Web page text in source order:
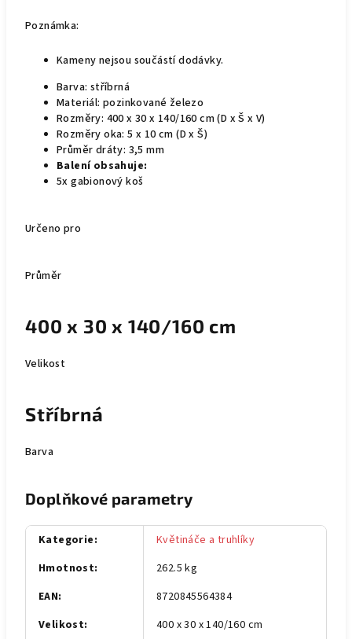
Poznámka:
Kameny nejsou součástí dodávky.
Barva: stříbrná
Materiál: pozinkované železo
Rozměry: 400 x 30 x 140/160 cm (D x Š x V)
Rozměry oka: 5 x 10 cm (D x Š)
Průměr dráty: 3,5 mm
Balení obsahuje:
5x gabionový koš
Určeno pro
Průměr
400 x 30 x 140/160 cm
Velikost
Stříbrná
Barva
Doplňkové parametry
Kategorie:
Květináče a truhlíky
Hmotnost:
262.5 kg
EAN:
8720845564384
Velikost:
400 x 30 x 140/160 cm